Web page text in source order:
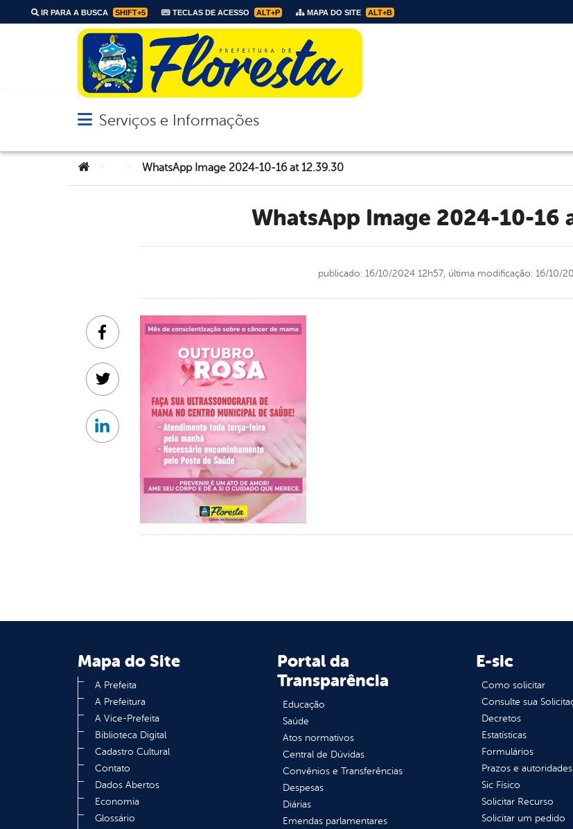
IR PARA A BUSCA SHIFT+5 TECLAS DE ACESSO ALT+P MAPA DO SITE ALT+B
Abrir menu principal de navegação
Serviços e Informações
Você está aqui:WhatsApp Image 2024-10-16 at 12.39.30
WhatsApp Image 2024-10-16
publicado: 16/10/2024 12h57, última modificação: 16/10/
Facebook
Twitter
Linkedin
Mapa do Site
A Prefeita
A Prefeitura
A Vice-Prefeita
Biblioteca Digital
Cadastro Cultural
Contato
Dados Abertos
Economia
Glossário
Portal da
Transparência
Educação
Saúde
Atos normativos
Central de Dúvidas
Convênios e Transferências
Despesas
Diárias
Emendas parlamentares
E-sic
Como solicitar
Consulte sua
Decretos
Estatísticas
Formulários
Prazos e autoridades
Sic Físico
Solicitar Recurso
Solicitar um pedido